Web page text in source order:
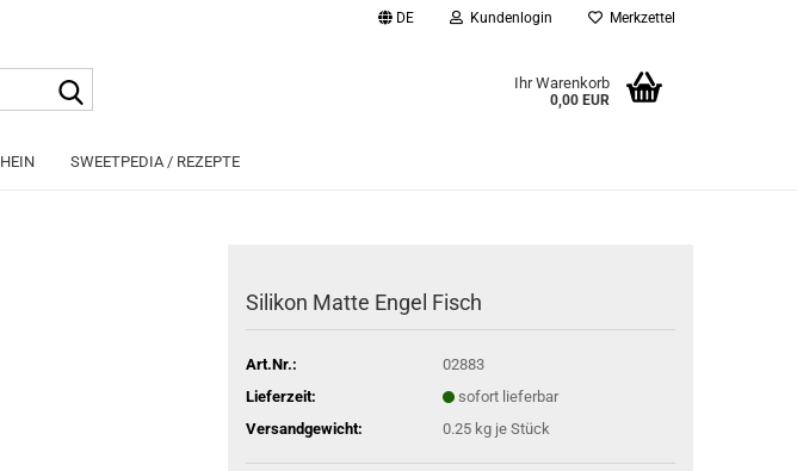
DE Kundenlogin
Passwort vergessen?
Merkzettel
Ihr Warenkorb
0,00 EUR
SWEETPEDIA / REZEPTE
Silikon Matte Engel Fisch
Art.Nr.:
02883
Lieferzeit:
sofort lieferbar
Versandgewicht:
0.25 kg je Stück